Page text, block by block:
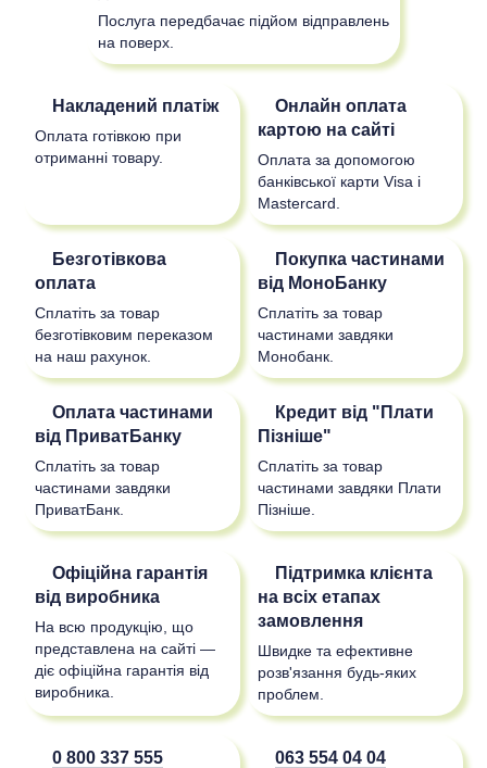
Послуга передбачає підйом відправлень
на поверх.
Накладений платіж
Оплата готівкою при
отриманні товару.
Онлайн оплата
картою на сайті
Оплата за допомогою
банківської карти Visa і
Mastercard.
Безготівкова
оплата
Сплатіть за товар
безготівковим переказом
на наш рахунок.
Покупка частинами
від МоноБанку
Сплатіть за товар
частинами завдяки
Монобанк.
Оплата частинами
від ПриватБанку
Сплатіть за товар
частинами завдяки
ПриватБанк.
Кредит від "Плати
Пізніше"
Сплатіть за товар
частинами завдяки Плати
Пізніше.
Офіційна гарантія
від виробника
На всю продукцію, що
представлена на сайті —
діє офіційна гарантія від
виробника.
Підтримка клієнта
на всіх етапах
замовлення
Швидке та ефективне
розв'язання будь-яких
проблем.
0 800 337 555 063 554 04 04